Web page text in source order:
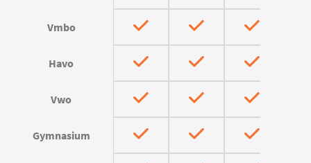
Vmbo
Havo
Vwo
Gymnasium